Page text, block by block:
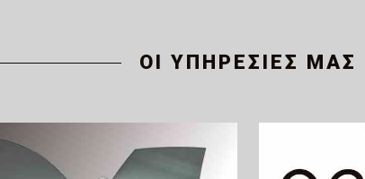
ΟΙ ΥΠΗΡΕΣΙΕΣ ΜΑΣ